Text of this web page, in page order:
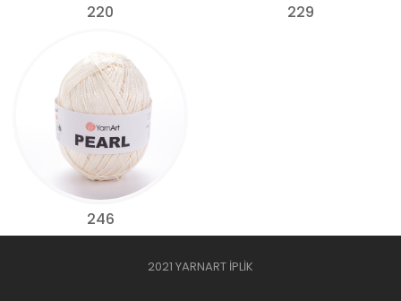
220 229
246
2021 YARNART İPLİK